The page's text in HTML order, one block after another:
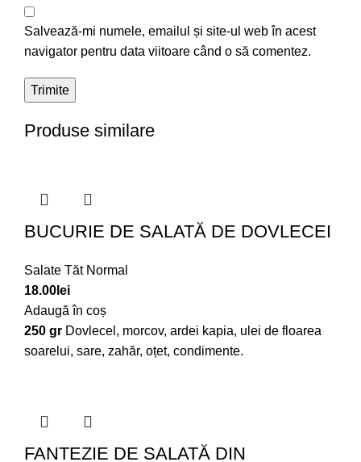
Salvează-mi numele, emailul și site-ul web în acest
navigator pentru data viitoare când o să comentez.
Produse similare
BUCURIE DE SALATĂ DE DOVLECEI
Salate Tăt Normal
18.00 lei
Adaugă în coș
250 gr Dovlecel, morcov, ardei kapia, ulei de floarea
soarelui, sare, zahăr, oțet, condimente.
FANTEZIE DE SALATĂ DIN